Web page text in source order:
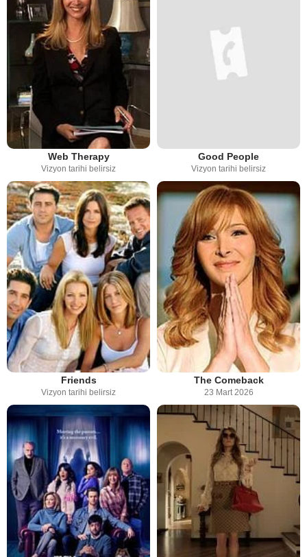
Web Therapy
Vizyon tarihi belirsiz
Good People
Vizyon tarihi belirsiz
Friends
Vizyon tarihi belirsiz
The Comeback
23 Mart 2026